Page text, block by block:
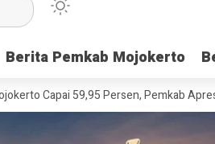
Berita Pemkab Mojokerto
Berita Pemkab Mojokerto
Persen, Pemkab Apresiasi Wajib